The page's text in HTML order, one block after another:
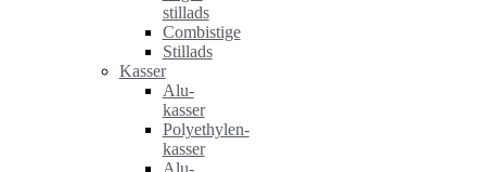
stillads
Combistige
Stillads
Kasser
Alu-
kasser
Polyethylen-
kasser
Alu-